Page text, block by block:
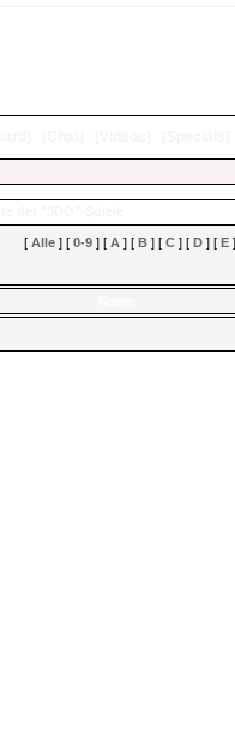
[ Alle ] [ 0-9 ] [ A ] [ B ] [ C ] [ D ] [ E